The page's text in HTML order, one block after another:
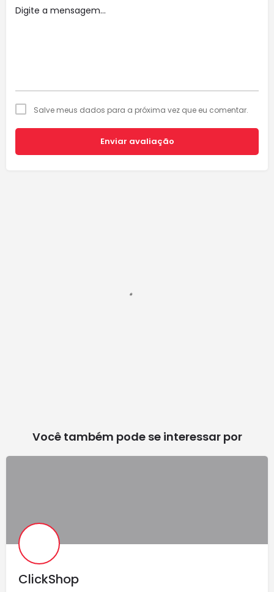
Salve meus dados para a próxima vez que eu comentar.
Enviar avaliação
Você também pode se interessar por
ClickShop